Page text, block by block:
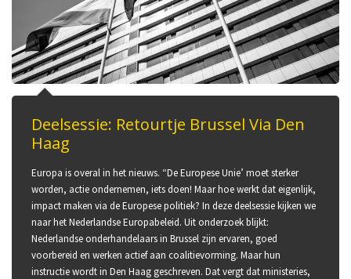
Deelsessie: Retourtje Brussel Via Den
Haag
Europa is overal in het nieuws. “De Europese Unie’ moet sterker
worden, actie ondernemen, iets doen! Maar hoe werkt dat eigenlijk,
impact maken via de Europese politiek? In deze deelsessie kijken we
naar het Nederlandse Europabeleid. Uit onderzoek blijkt:
Nederlandse onderhandelaars in Brussel zijn ervaren, goed
voorbereid en werken actief aan coalitievorming. Maar hun
instructie wordt in Den Haag geschreven. Dat vergt dat ministeries,